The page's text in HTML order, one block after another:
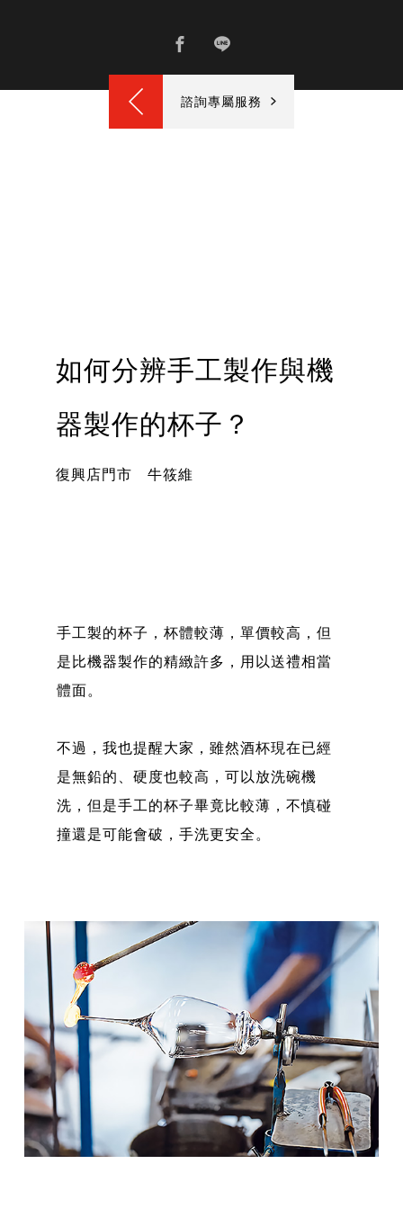
諮詢專屬服務
如何分辨手工製作與機
器製作的杯子？
復興店門市 牛筱維
手工製的杯子，杯體較薄，單價較高，但
是比機器製作的精緻許多，用以送禮相當
體面。
不過，我也提醒大家，雖然酒杯現在已經
是無鉛的、硬度也較高，可以放洗碗機
洗，但是手工的杯子畢竟比較薄，不慎碰
撞還是可能會破，手洗更安全。